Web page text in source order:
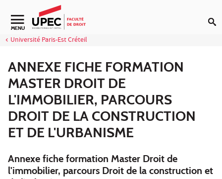
Aller au contenu
MENU
Université Paris-Est Créteil
ANNEXE FICHE FORMATION
MASTER DROIT DE
L'IMMOBILIER, PARCOURS
DROIT DE LA CONSTRUCTION
ET DE L'URBANISME
Annexe fiche formation Master Droit de
l'immobilier, parcours Droit de la construction et